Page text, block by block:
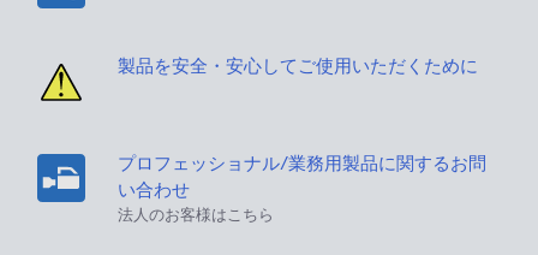
製品を安全・安心してご使用いただくために
プロフェッショナル/業務用製品に関するお問
い合わせ
法人のお客様はこちら